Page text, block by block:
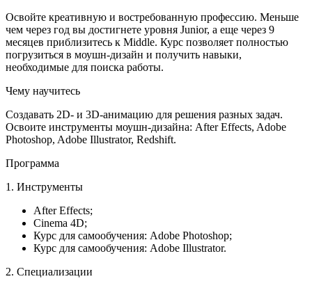
Освойте креативную и востребованную профессию. Меньше
чем через год вы достигнете уровня Junior, а еще через 9
месяцев приблизитесь к Middle. Курс позволяет полностью
погрузиться в моушн-дизайн и получить навыки,
необходимые для поиска работы.
Чему научитесь
Создавать 2D- и 3D-анимацию для решения разных задач.
Освоите инструменты моушн-дизайна: After Effects, Adobe
Photoshop, Adobe Illustrator, Redshift.
Программа
1. Инструменты
After Effects;
Cinema 4D;
Курс для самообучения: Adobe Photoshop;
Курс для самообучения: Adobe Illustrator.
2. Специализации